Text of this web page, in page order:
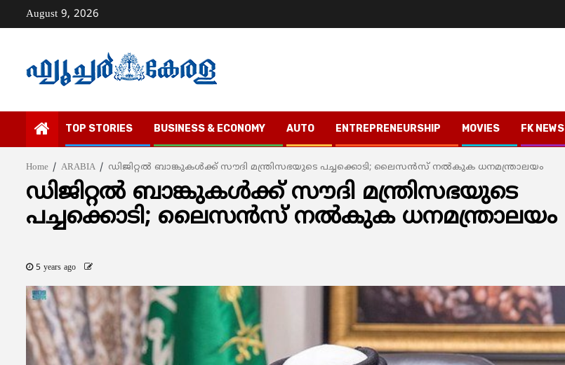
August 9, 2026
TOP STORIES BUSINESS & ECONOMY AUTO ENTREPRENEURSHIP MOVIES FK NEWS
Home ARABIA ഡിജിറ്റല്‍ ബാങ്കുകള്‍ക്ക് സൗദി മന്ത്രിസഭയുടെ പച്ചക്കൊടി; ലൈസന്‍സ് നല്‍കുക ധനമന്ത്രാലയം
ഡിജിറ്റല്‍ ബാങ്കുകള്‍ക്ക് സൗദി മന്ത്രിസഭയുടെ
പച്ചക്കൊടി; ലൈസന്‍സ് നല്‍കുക ധനമന്ത്രാലയം
5 years ago